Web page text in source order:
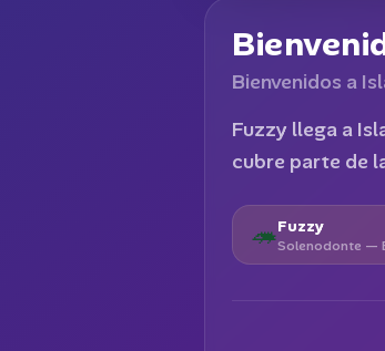
Bienvenidos a
Fuzzy llega a
cubre parte de
🦔Fuzzy
Solenodonte —